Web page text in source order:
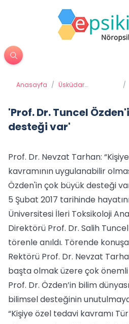
Anasayfa / Üsküdar
/
'Prof. Dr. Tuncel
desteği var'
Prof. Dr. Nevzat Tarhan:
kavramının uygulanabilir
Özden'in çok büyük desteği
5 Şubat 2017 tarihinde
Üniversitesi İleri Toksikoloji
Direktörü Prof. Dr. Salih
törenle anıldı. Törende
Rektörü Prof. Dr. Nevzat
başta olmak üzere çok önemli
Prof. Dr. Özden’in bilim
bilimsel desteğinin
“Kişiye özel tedavi kavramı